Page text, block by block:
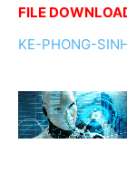
FILE
KE-PHONG-